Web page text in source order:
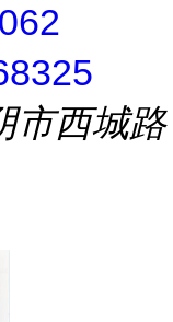
市西城路